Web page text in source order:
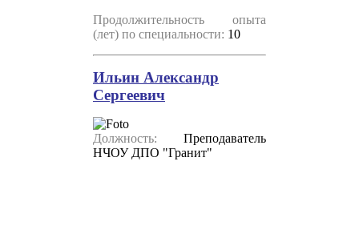
Продолжительность опыта
(лет) по специальности: 10
Ильин Александр
Сергеевич
Должность:
Преподаватель
НЧОУ ДПО "Гранит"